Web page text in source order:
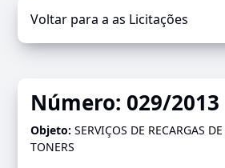
Voltar para a as Licitações
Número: 029/2013
Objeto:SERVIÇOS DE RECARGAS
TONERS